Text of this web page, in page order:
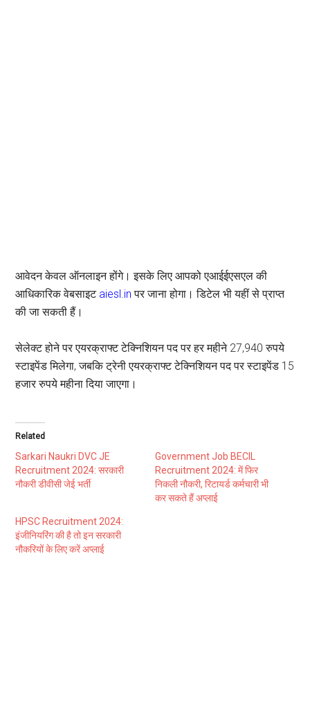
आवेदन केवल ऑनलाइन होंगे। इसके लिए आपको एआईईएसएल की
आधिकारिक वेबसाइट aiesl.in पर जाना होगा। डिटेल भी यहीं से प्राप्त
की जा सकती हैं।
सेलेक्ट होने पर एयरक्राफ्ट टेक्निशियन पद पर हर महीने 27,940 रुपये
स्टाइपेंड मिलेगा, जबकि ट्रेनी एयरक्राफ्ट टेक्निशियन पद पर स्टाइपेंड 15
हजार रुपये महीना दिया जाएगा।
Related
Sarkari Naukri DVC JE
Recruitment 2024: सरकारी
नौकरी डीवीसी जेई भर्ती
Government Job BECIL
Recruitment 2024: में फिर
निकली नौकरी, रिटायर्ड कर्मचारी भी
कर सकते हैं अप्लाई
HPSC Recruitment 2024:
इंजीनियरिंग की है तो इन सरकारी
नौकरियों के लिए करें अप्लाई